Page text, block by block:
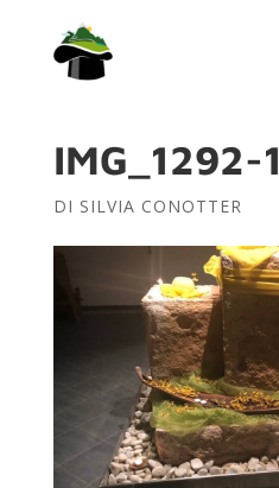
IMG_1292-1
DI SILVIA CONOTTER